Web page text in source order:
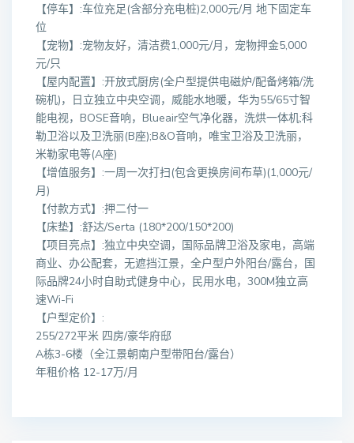
【停车】:车位充足(含部分充电桩)2,000元/月 地下固定车
位
【宠物】:宠物友好，清洁费1,000元/月，宠物押金5,000
元/只
【屋内配置】:开放式厨房(全户型提供电磁炉/配备烤箱/洗
碗机)，日立独立中央空调，威能水地暖，华为55/65寸智
能电视，BOSE音响，Blueair空气净化器，洗烘一体机;科
勒卫浴以及卫洗丽(B座);B&O音响，唯宝卫浴及卫洗丽，
米勒家电等(A座)
【增值服务】:一周一次打扫(包含更换房间布草)(1,000元/
月)
【付款方式】:押二付一
【床垫】:舒达/Serta (180*200/150*200)
【项目亮点】:独立中央空调，国际品牌卫浴及家电，高端
商业、办公配套，无遮挡江景，全户型户外阳台/露台，国
际品牌24小时自助式健身中心，民用水电，300M独立高
速Wi-Fi
【户型定价】:
255/272平米 四房/豪华府邸
A栋3-6楼（全江景朝南户型带阳台/露台）
年租价格 12-17万/月